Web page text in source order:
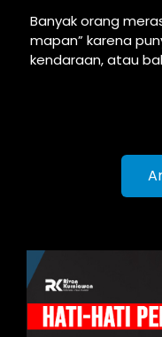
Banyak orang
mapan” karena
kendaraan, atau